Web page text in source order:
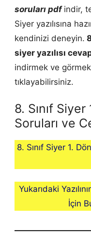
soruları pdf indir,
Siyer yazılısına
kendinizi deneyin.
siyer yazılısı
indirmek ve
tıklayabilirsiniz.
8. Sınıf Siyer
Soruları ve
8. Sınıf Siyer 1.
Yukarıdaki
İçin